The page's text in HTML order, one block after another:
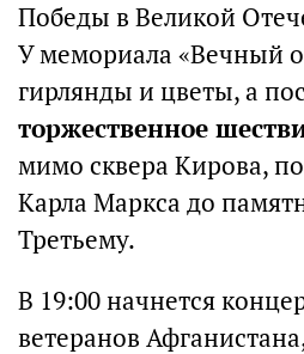
Победы в Великой
У мемориала «Вечный
гирлянды и цветы, а
торжественное
мимо сквера Кирова,
Карла Маркса до
Третьему.
В 19:00 начнется
ветеранов